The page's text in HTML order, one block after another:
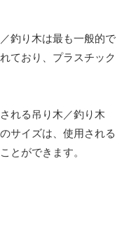
釣り木は最も一般的で
ており、プラスチック
れる吊り木／釣り木
サイズは、使用される
とができます。